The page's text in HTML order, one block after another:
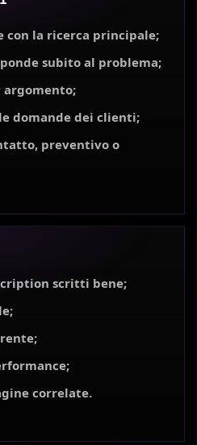
con la ricerca principale;
subito al problema;
argomento;
domande dei clienti;
preventivo o
scritti bene;
correlate.